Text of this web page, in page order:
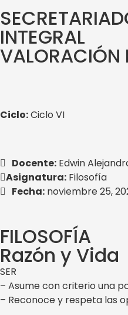
INTEGRAL
VALORACIÓN
Ciclo:Ciclo VI
Docente: Edwin
Asignatura: Filosofía
Fecha: noviembre 25,
FILOSOFÍA
Razón y Vida
SER
– Asume con criterio una
– Reconoce y respeta las